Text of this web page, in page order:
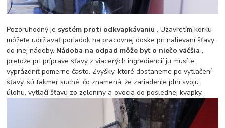
Pozoruhodný je systém proti odkvapkávaniu. Uzavretím korku
môžete udržiavať poriadok na pracovnej doske pri nalievaní šťavy
do inej nádoby. Nádoba na odpad môže byť o niečo väčšia,
pretože pri príprave šťavy z viacerých ingrediencií ju musíte
vyprázdniť pomerne často. Zvyšky, ktoré dostaneme po vytlačení
šťavy, sú takmer suché, čo znamená, že zariadenie plní svoju
úlohu, vytlačí šťavu zo zeleniny a ovocia do poslednej kvapky.